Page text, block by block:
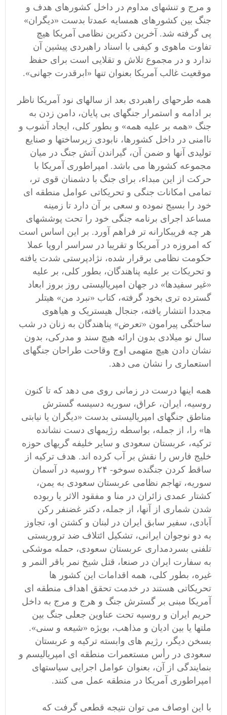
و مرج و تنشهای مداوم در داخل کشورهای هدف و
جنگ بین کشورهای همسایه عمدتا بدست «دیگران»
پی گرفته شد. آخرین دکترین نظامی آمریکا هیچ
تفاوت ماهوی و کیفی با اسناد راهبردی پیشین آن
ندارد و در مجموع تلاش و تقلایی است برای حفظ
موقعیت غالب آمریکا بعنوان تنها «ابرقدرت جهانی».
همه طرحهای راهبردی بعد از سالهای نود آمریکا ناظر
بر ادامه و استمرار جنگهای بی پایان، دامن زدن به
جنگ «همه بر علیه همه» و بطور کلی، ایجاد آشوب و
ناامنی در داخل کشورها، نابودی زیرساختها و صنایع
تولیدی آنها و ضمن آن، گیراندن آتش جنگ در میان
مجموعه کشورها می باشد. امپراطوری آمریکا با
حرکت از این مبداء، برای جنگ با دشمنان قوی تر،
تمامی امکانات جنگی و تحریکاتی عوامل منطقه ای
خود را بسیج نموده و سعی بر آن دارد تا زمینه
مساعد اجرای برنامه جنگی خود را تحت پوششهای
هر چه فریبکارانه تر فراهم آورد. بر این اساس است
که امروزه در آمریکا و تقریبا در سراسر اروپا عملا
حکومت نظامی برقرار شده، نژادپرستی شدت یافته
و تحریکات بر علیه پناهندگان، بطور کلی، بر علیه
«غیر سفیدها» در جهان امپریالیستی روز بروز ابعاد
گسترده تری بخود گرفته، کتاب «نبرد من» هیتلر
مجددا انتشار یافته، جنجال هیستریک و هیاهوی
ساختگی پیرامون «تعرض» پناهندگان به زنان در شب
سال نو میلادی بدون ارائه هیچ سند و مدرکی، بدون
نشان دادن هیچ متهمی اوج وقاحت طراحان جنگهای
استعماری را نشان می دهد.
همه اینها درست در زمانی روی می دهد که تا کنون
روسیه، ایران، عراق، سوریه دسیسه گسترش
مناطق جنگهای امپریالیستی بدست «دیگران یا نیابتی
ها» را، از جمله، بواسطه رژیمهای دست نشانده
ترکیه، عربستان سعودی و سایر خلیفه گریهای حوزه
خلیج فارس را نقش بر آب کرده اند. هدف ترکیه از
ساقط کردن جنگنده سوخو- ٢۴ روسیه در آسمان
سوریه، تهاجم نظامی عربستان سعودی به یمن،
کشتار عمدی زائران در منا و مفقود الاثر یا ربوده
شدن شماری از آنها، از جمله، دکتر غضنفر رکن
آبادی، سفیر سابق ایران در لبنان و کشتن او، تجاوز
به دو نوجوان ایرانی، تشکیل ائتلاف ضد تروریستی
تلفنی بسردمداری عربستان سعودی، حمله موشکی
به سفارت ایران در صنعا، قتل شیخ نمر باقر النمر و
غیره، بطور کلی، همه اقدامات این کشور ها
تحریکاتی هستند در خدمت تحقق اهداف منطقه ای
آمریکا مبنی بر گسترش جنگ و هرج و مرج به داخل
حریم ایران و روسیه تحت عناوین جعلی جنگ بین
ملتها یا بین ادیان و مذاهب، بویژه «شیعه و سنی».
بسخن دیگر، رژیم های وابسته ترکیه و عربستان
سعودی در رأس مستعمرات منطقه ای امپریالیسم و
بنمایندگی از آن، بعنوان عوامل اجرایی سیاستهای
امپراطوری آمریکا در منطقه عمل می کنند.
با این اوصاف می توان نتیجه قطعی گرفت که